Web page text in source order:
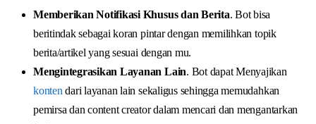
Memberikan Notifikasi Khusus dan Berita. Bot bisa
beritindak sebagai koran pintar dengan memilihkan topik
berita/artikel yang sesuai dengan mu.
Mengintegrasikan Layanan Lain. Bot dapat Menyajikan
konten dari layanan lain sekaligus sehingga memudahkan
pemirsa dan content creator dalam mencari dan mengantarkan